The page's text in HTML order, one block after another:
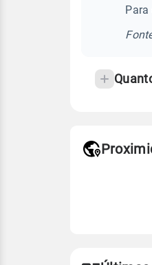
frequentes
temperatura
Para
de